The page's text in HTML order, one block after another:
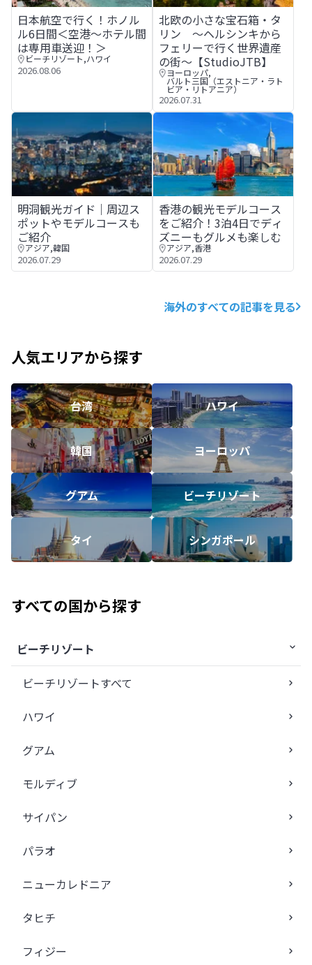
日本航空で行く！ホノルル6日間＜空港～ホテル間は専用車
日本航空で行く！ホノル
ル6日間＜空港～ホテル間
は専用車送迎！＞
ビーチリゾート,ハワイ
2026.08.06
北欧の小さな宝石箱・タリ
北欧の小さな宝石箱・タ
リン 〜ヘルシンキから
フェリーで行く世界遺産
の街〜【StudioJTB】
ヨーロッパ,
バルト三国（エストニア・ラト
ビア・リトアニア）
2026.07.31
明洞観光ガイド｜周辺スポットやモデルコースもご紹介
明洞観光ガイド｜周辺ス
ポットやモデルコースも
ご紹介
アジア,韓国
2026.07.29
香港の観光モデルコースをご
香港の観光モデルコース
をご紹介！3泊4日でディ
ズニーもグルメも楽しむ
アジア,香港
2026.07.29
海外のすべての記事を見る
人気エリアから探す
台湾 ハワイ
韓国 ヨーロッパ
グアム ビーチリゾート
タイ シンガポール
すべての国から探す
ビーチリゾート
ビーチリゾートすべて
ハワイ
グアム
モルディブ
サイパン
パラオ
ニューカレドニア
タヒチ
フィジー